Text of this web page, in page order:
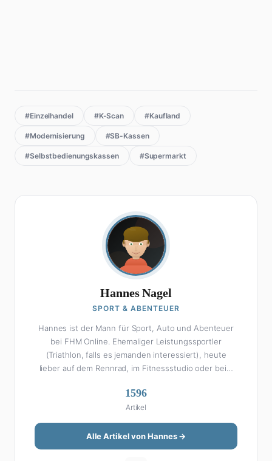
#Einzelhandel #K-Scan #Kaufland
#Modernisierung #SB-Kassen
#Selbstbedienungskassen #Supermarkt
Hannes Nagel
SPORT & ABENTEUER
Hannes ist der Mann für Sport, Auto und Abenteuer
bei FHM Online. Ehemaliger Leistungssportler
(Triathlon, falls es jemanden interessiert), heute
lieber auf dem Rennrad, im Fitnessstudio oder beim
enzyklopädisch: Egal ob Bundesliga-Analyse, Formel 1,
UFC oder Olympia – Hannes liefert fundierte
Einschätzungen mit der Leidenschaft eines echten
Fans. Aber Sport ist nur die halbe Miete: Hannes ist
auch unser Auto-Experte. Vom Elektro-SUV bis zum
1596
Artikel
Alle Artikel von Hannes →